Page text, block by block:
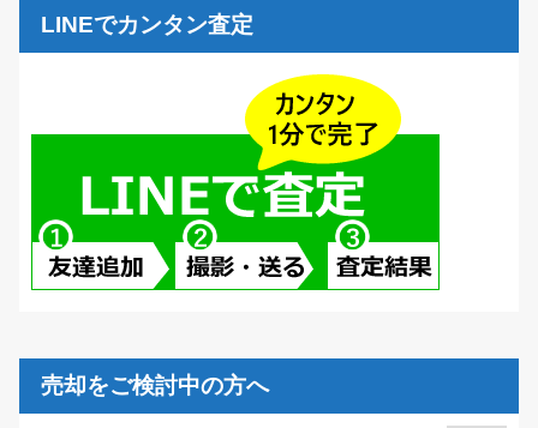
LINEでカンタン査定
売却をご検討中の方へ